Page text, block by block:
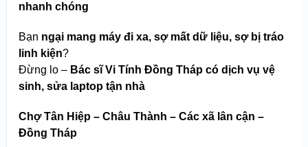
nhanh chóng
Bạn ngại mang máy đi xa, sợ mất dữ liệu, sợ bị tráo
linh kiện?
Đừng lo – Bác sĩ Vi Tính Đồng Tháp có dịch vụ vệ
sinh, sửa laptop tận nhà
Chợ Tân Hiệp – Châu Thành – Các xã lân cận –
Đồng Tháp